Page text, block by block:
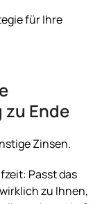
Ende
Zinsen.
Passt das
zu Ihnen,